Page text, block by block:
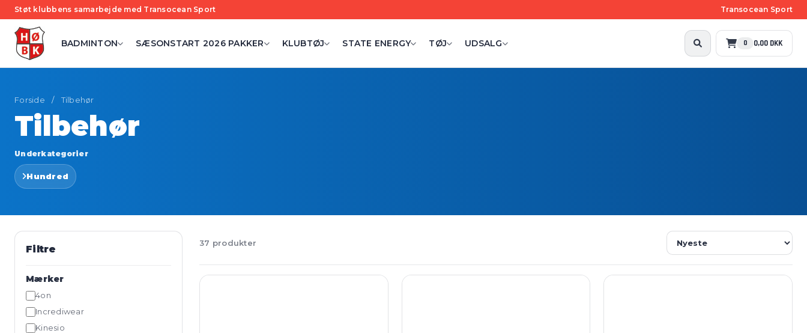
Støt klubbens samarbejde med Transocean Sport Transocean Sport
BADMINTON SÆSONSTART 2026 PAKKER KLUBTØJ STATE ENERGY TØJ UDSALG 0 0,00 DKK
Forside / Tilbehør
Tilbehør
Underkategorier
Hundred
Filtre
Mærker
4on
Incrediwear
Kinesio
37 produkter